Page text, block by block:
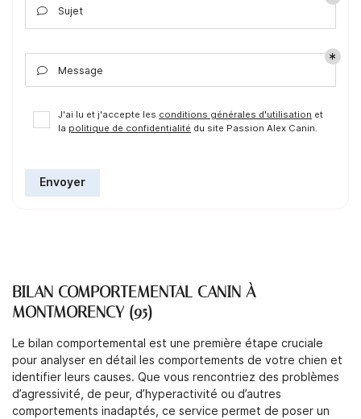
 Sujet
 Message
J'ai lu et j'accepte les conditions générales d'utilisation et
la politique de confidentialité du site Passion Alex Canin
Envoyer
BILAN COMPORTEMENTAL CANIN À
MONTMORENCY (95)
Le bilan comportemental est une première étape cruciale
pour analyser en détail les comportements de votre chien et
identifier leurs causes. Que vous rencontriez des problèmes
d’agressivité, de peur, d’hyperactivité ou d’autres
comportements inadaptés, ce service permet de poser un